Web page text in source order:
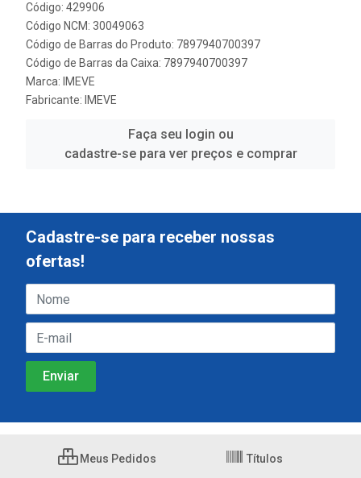
Código: 429906
Código NCM: 30049063
Código de Barras do Produto: 7897940700397
Código de Barras da Caixa: 7897940700397
Marca: IMEVE
Fabricante: IMEVE
Faça seu login ou
cadastre-se para ver preços e comprar
Cadastre-se para receber nossas
ofertas!
Meus Pedidos Títulos